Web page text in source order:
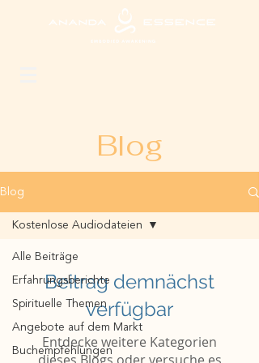
Blog
Blog
Alle Beiträge
Erfahrungsberichte
Spirituelle Themen
Angebote auf dem Markt
Buchempfehlungen
Kostenlose Audiodateien
Beitrag demnächst
verfügbar
Entdecke weitere Kategorien